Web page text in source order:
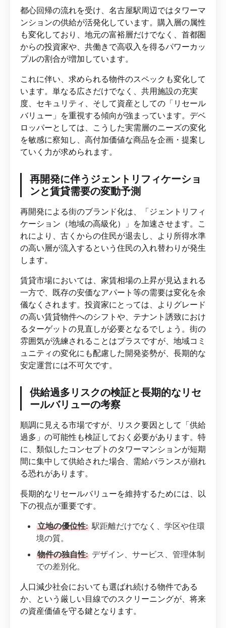
都心回帰の流れを受け、名古屋駅周辺ではタワーマ
ンションの供給が活発化しています。購入層の属性
も変化しており、地元の富裕層だけでなく、首都圏
からの投資家や、共働きで高収入を得るパワーカッ
プルの割合が増加しています。
これに伴い、求められる物件のスペックも変化して
います。単なる広さだけでなく、共用施設の充実
度、セキュリティ、そして資産としての「リセール
バリュー」を重視する傾向が強まっています。デベ
ロッパーとしては、こうした実需層のニーズの変化
を敏感に察知し、高付加価値な商品を企画・提案し
ていく力が求められます。
再開発に伴うジェントリフィケーショ
ンと賃貸需要の変動予測
再開発による街のブランド化は、「ジェントリフィ
ケーション（地域の高級化）」を加速させます。こ
れにより、古くからの住民が退去し、より所得水準
の高い層が流入するという住民の入れ替わりが発生
します。
賃貸市場においては、家賃相場の上昇が見込まれる
一方で、既存の安価なアパート等の需要は変化を余
儀なくされます。投資家にとっては、よりグレード
の高い賃貸物件へのシフトや、テナント誘致におけ
るターゲットの見直しが必要となるでしょう。街の
雰囲気が洗練されることはプラスですが、地域コミ
ュニティの変化にも配慮した開発姿勢が、長期的な
安定運営には不可欠です。
供給過多リスクの検証と長期的なリセ
ールバリューの考察
順調に見える市場ですが、リスク要因として「供給
過多」の可能性も検証しておく必要があります。特
に、類似したコンセプトのタワーマンションが短期
間に集中して供給された場合、需給バランスが崩れ
る恐れがあります。
長期的なリセールバリューを維持するためには、以
下の視点が重要です。
立地の優位性: 駅距離だけでなく、学区や住環
境の質。
物件の独自性: デザイン、サービス、管理体制
での差別化。
人口減少社会においても選ばれ続ける物件である
か、という厳しい目線でのスクリーニングが、将来
の資産価値を守る鍵となります。